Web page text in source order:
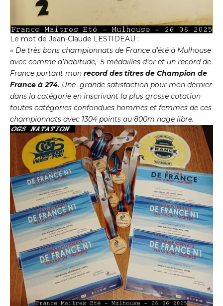
Le mot de Jean-Claude LESTIDEAU :
« De très bons championnats de France d’été à Mulhouse
avec comme d’habitude, 5 médailles d’or et un record de
France portant mon record des titres de Champion de
France à 274. Une grande satisfaction pour mon dernier
dans la catégorie en inscrivant la plus grosse cotation
toutes catégories confondues hommes et femmes de ces
championnats avec 1304 points au 800m nage libre.